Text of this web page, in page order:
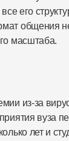
его
общения
масштаба.
из-за
вуза
лет и